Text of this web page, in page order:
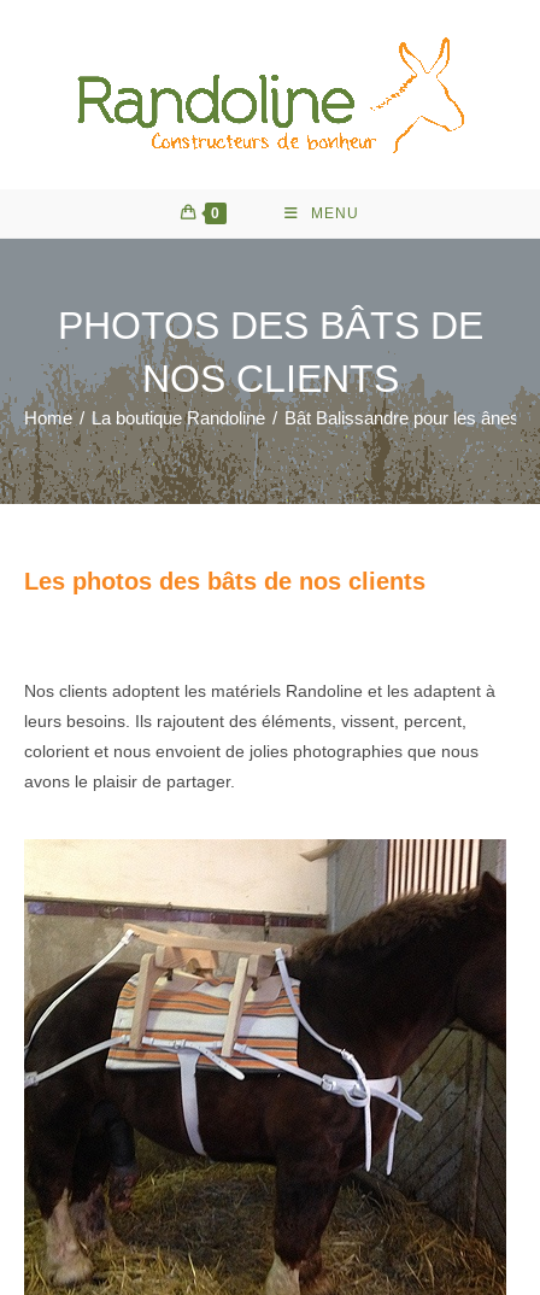
0 MENU
PHOTOS DES BÂTS DE
NOS CLIENTS
Home / La boutique Randoline / Bât Balissandre pour les ânes,
Les photos des bâts de nos clients
Nos clients adoptent les matériels Randoline et les adaptent à
leurs besoins. Ils rajoutent des éléments, vissent, percent,
colorient et nous envoient de jolies photographies que nous
avons le plaisir de partager.